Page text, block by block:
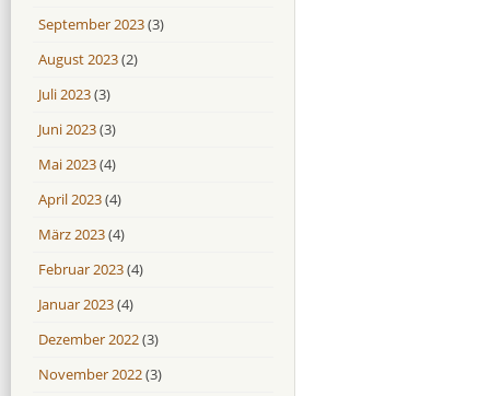
September 2023(3)
August 2023(2)
Juli 2023(3)
Juni 2023(3)
Mai 2023(4)
April 2023(4)
März 2023(4)
Februar 2023(4)
Januar 2023(4)
Dezember 2022(3)
November 2022(3)